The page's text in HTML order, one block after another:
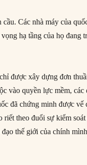
Các nhà máy của
hạ tầng của họ đang
được xây dựng đơn
vào quyền lực mềm,
đã chứng minh được vế
theo đuổi sự kiểm
đạo thế giới của chính